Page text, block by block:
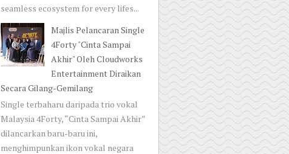
seamless ecosystem for every lifes...
Majlis Pelancaran Single
4Forty "Cinta Sampai
Akhir" Oleh Cloudworks
Entertainment Diraikan
Secara Gilang-Gemilang
Single terbaharu daripada trio vokal
Malaysia 4Forty, “Cinta Sampai Akhir”
dilancarkan baru-baru ini,
menghimpunkan ikon vokal negara